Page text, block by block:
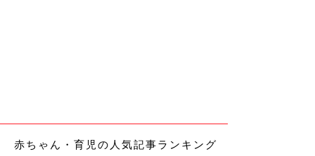
からも出生前検査をすすめられ、受けてみることにしました。
赤ちゃん・育児の人気記事ランキング